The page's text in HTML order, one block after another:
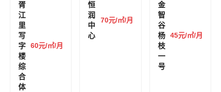
胥
江
里
写
字
楼
综
合
体
60元/㎡/月
恒
润
中
心
70元/㎡/月
金
智
谷
杨
枝
一
号
45元/㎡/月